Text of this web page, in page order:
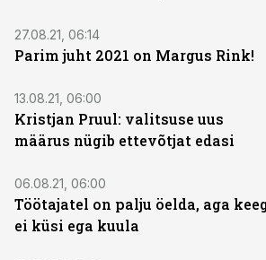
27.08.21, 06:14
Parim juht 2021 on Margus Rink!
13.08.21, 06:00
Kristjan Pruul: valitsuse uus
määrus nügib ettevõtjat edasi
06.08.21, 06:00
Töötajatel on palju öelda, aga
ei küsi ega kuula